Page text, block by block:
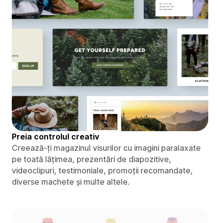
Preia controlul creativ
Creează-ți magazinul visurilor cu imagini paralaxate
pe toată lățimea, prezentări de diapozitive,
videoclipuri, testimoniale, promoții recomandate,
diverse machete și multe altele.